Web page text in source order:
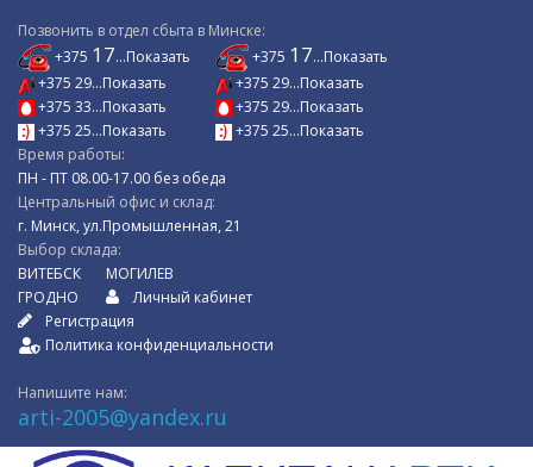
Позвонить в отдел сбыта в Минске:
+375 17...Показать
+375 29...Показать
+375 33...Показать
+375 25...Показать
+375 17...Показать
+375 29...Показать
+375 29...Показать
+375 25...Показать
Время работы:
ПН - ПТ 08.00-17.00 без обеда
Центральный офис и склад:
г. Минск, ул.Промышленная, 21
Выбор склада:
ВИТЕБСК
ГРОДНО
МОГИЛЕВ
Личный кабинет
Регистрация
Политика конфиденциальности
Напишите нам:
arti-2005@yandex.ru